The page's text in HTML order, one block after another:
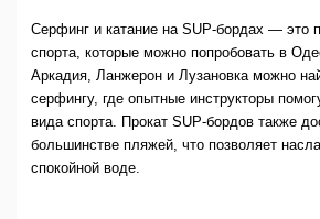
Серфинг и катание на SUP-бордах — это
спорта, которые можно попробовать в
Аркадия, Ланжерон и Лузановка можно
серфингу, где опытные инструкторы
вида спорта. Прокат SUP-бордов также
большинстве пляжей, что позволяет
спокойной воде.